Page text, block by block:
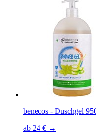
benecos - Duschgel
ab 24 € →